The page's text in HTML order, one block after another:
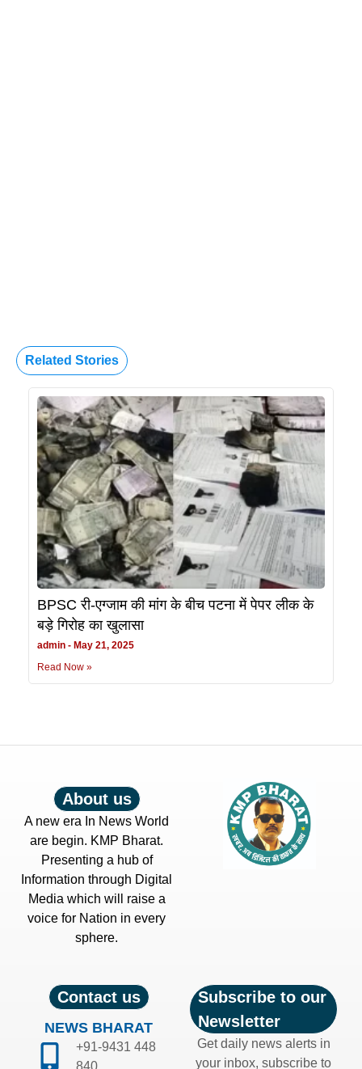
Related Stories
BPSC री-एग्जाम की मांग के बीच पटना में पेपर लीक के
बड़े गिरोह का खुलासा
admin
May 21, 2025
Read Now »
About us
A new era In News World
are begin. KMP Bharat.
Presenting a hub of
Information through Digital
Media which will raise a
voice for Nation in every
sphere.
Contact us
NEWS BHARAT
+91-9431 448
840
Subscribe to our
Newsletter
Get daily news alerts in
your inbox, subscribe to